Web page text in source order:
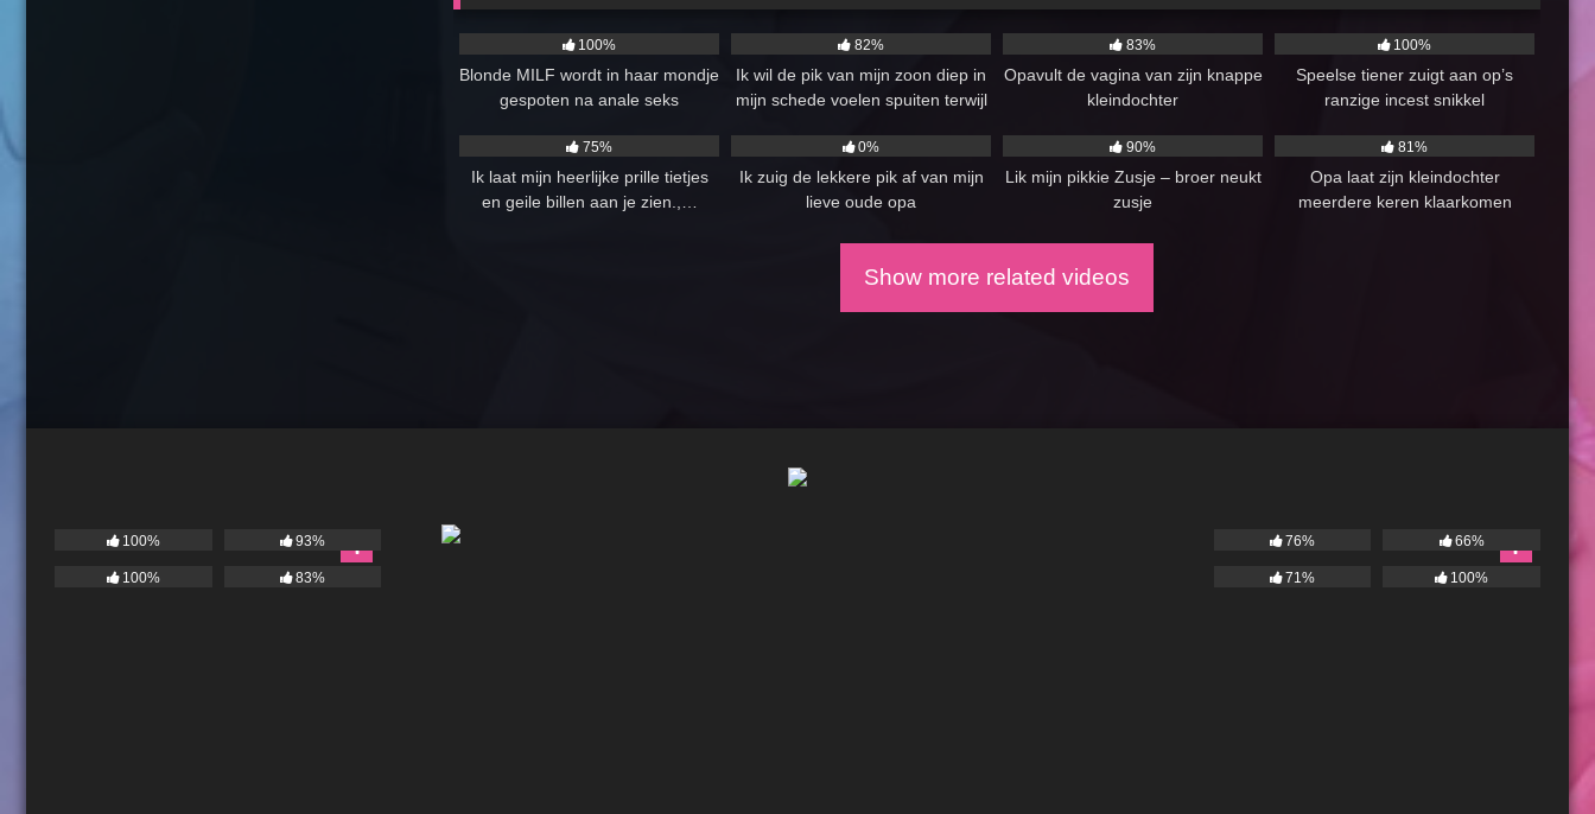
100%
Blonde MILF wordt in haar mondje
gespoten na anale seks
82%
Ik wil de pik van mijn zoon diep in
mijn schede voelen spuiten terwijl
83%
Opavult de vagina van zijn knappe
kleindochter
100%
Speelse tiener zuigt aan op’s
ranzige incest snikkel
75%
Ik laat mijn heerlijke prille tietjes
en geile billen aan je zien.,…
0%
Ik zuig de lekkere pik af van mijn
lieve oude opa
90%
Lik mijn pikkie Zusje – broer neukt
zusje
81%
Opa laat zijn kleindochter
meerdere keren klaarkomen
Show more related videos
100% 93%
100% 83%
76% 66%
71% 100%